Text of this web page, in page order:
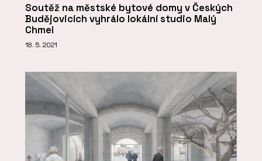
Soutěž na městské bytové domy v Českých
Budějovicích vyhrálo lokální studio Malý
Chmel
18. 5. 2021